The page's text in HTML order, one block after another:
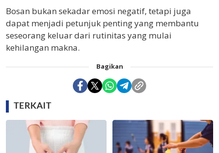
Bosan bukan sekadar emosi negatif, tetapi juga
dapat menjadi petunjuk penting yang membantu
seseorang keluar dari rutinitas yang mulai
kehilangan makna.
Bagikan
TERKAIT